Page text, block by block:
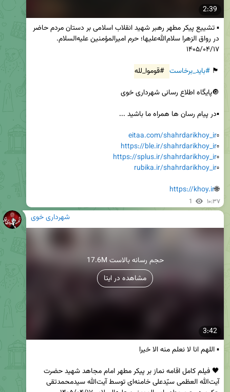
2:39
🏴 #باید_برخاست #قوموا_لله
▫️
eitaa.com/shahrdarikhoy_ir
▫️
https://ble.ir/shahrdarikhoy_ir
▫️
https://splus.ir/shahrdarikhoy_ir
▫️
rubika.ir/shahrdarikhoy_ir
🌐
https://khoy.ir
1 ۱۰:۳۷
شهرداری خوی
3:42
17.6M حجم رسانه بالاست
مشاهده در ایتا